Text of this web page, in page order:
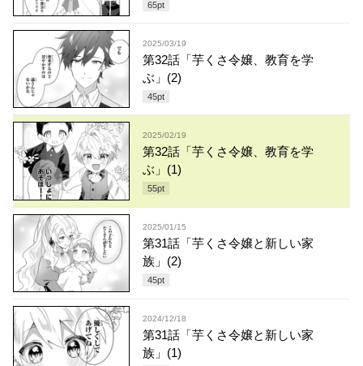
65pt
2025/03/19
第32話「芋くさ令嬢、教育を学
ぶ」(2)
45pt
2025/02/19
第32話「芋くさ令嬢、教育を学
ぶ」(1)
55pt
2025/01/15
第31話「芋くさ令嬢と新しい家
族」(2)
45pt
2024/12/18
第31話「芋くさ令嬢と新しい家
族」(1)